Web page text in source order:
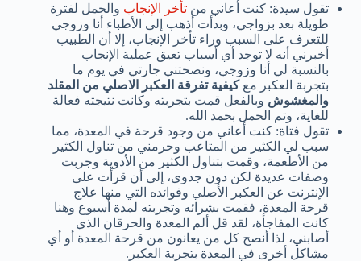
تقول سيدة: كنت أعاني من تأخر الإنجاب والحمل لفترة
طويلة بعد بزواجي، وبدأت أذهب إلى الأطباء أنا وزوجي
للتعرف على السبب وراء تأخر الإنجاب، إلا أن الطبيب
أخبرني أنه لا توجد أي أسباب تعيق عملية الإنجاب
بالنسبة لي أنا وزوجي، ونصحتني جارتي في يوم ما
بتجربة العكبر معكيفية تفرقة العكبر الاصلي من المقلد
والمغشوش وبالفعل قمت بتجربته وكانت نتيجته فعالة
للغاية، وتم الحمل بحمد الله.
تقول فتاة: كنت أعاني من وجود قرحة في المعدة، مما
سبب لي الكثير من المتاعب وحرمني من تناول الكثير
من الأطعمة، وقمت بتناول الكثير من الأدوية وجربت
وصفات عديدة لكن دون جدوى، إلى أن قرأت على
الإنترنت عن العكبر الأصلي وفوائده التي منها علاج
قرحة المعدة، فقمت بشرائه وتجربته لمدة أسبوع وهنا
كانت المفاجأة، لقد قل ألم المعدة والحرقان الذي
أصابني، لذا أنصح كل من يعانون من قرحة المعدة أو أي
مشاكل أخرى في المعدة بتجربة العكبر.